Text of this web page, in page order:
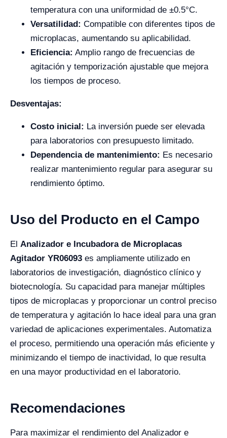
temperatura con una uniformidad de ±0.5°C.
Versatilidad: Compatible con diferentes tipos de
microplacas, aumentando su aplicabilidad.
Eficiencia: Amplio rango de frecuencias de
agitación y temporización ajustable que mejora
los tiempos de proceso.
Desventajas:
Costo inicial: La inversión puede ser elevada
para laboratorios con presupuesto limitado.
Dependencia de mantenimiento: Es necesario
realizar mantenimiento regular para asegurar su
rendimiento óptimo.
Uso del Producto en el Campo
El Analizador e Incubadora de Microplacas
Agitador YR06093 es ampliamente utilizado en
laboratorios de investigación, diagnóstico clínico y
biotecnología. Su capacidad para manejar múltiples
tipos de microplacas y proporcionar un control preciso
de temperatura y agitación lo hace ideal para una gran
variedad de aplicaciones experimentales. Automatiza
el proceso, permitiendo una operación más eficiente y
minimizando el tiempo de inactividad, lo que resulta
en una mayor productividad en el laboratorio.
Recomendaciones
Para maximizar el rendimiento del Analizador e